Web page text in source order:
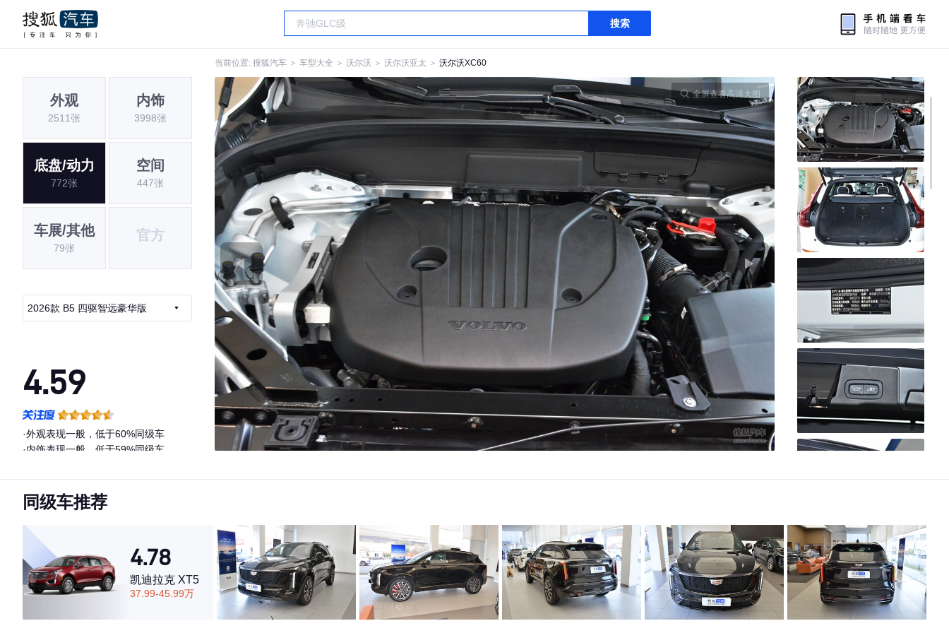
搜索
当前位置: 搜狐汽车 ＞ 车型大全 ＞ 沃尔沃 ＞ 沃尔沃亚太 ＞ 沃尔沃XC60
外观
2511张
内饰
3998张
底盘/动力
772张
空间
447张
车展/其他
79张
官方
2026款 B5 四驱智远豪华版
4.59
·外观表现一般，低于60%同级车
·内饰表现一般，低于59%同级车
全屏查看高清大图
同级车推荐
4.78
凯迪拉克 XT5
37.99-45.99万